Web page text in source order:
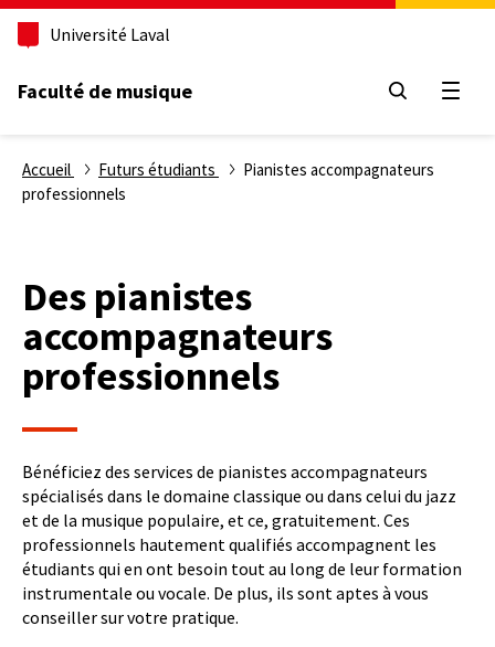
Aller
principal
Université Laval
Faculté de musique
Fil
d'Ariane
Accueil Futurs étudiants
Pianistes accompagnateurs
professionnels
Des pianistes
accompagnateurs
professionnels
Bénéficiez des services de pianistes accompagnateurs
spécialisés dans le domaine classique ou dans celui du jazz
et de la musique populaire, et ce, gratuitement. Ces
professionnels hautement qualifiés accompagnent les
étudiants qui en ont besoin tout au long de leur formation
instrumentale ou vocale. De plus, ils sont aptes à vous
conseiller sur votre pratique.